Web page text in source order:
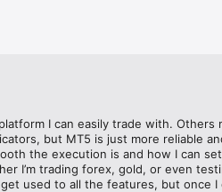
I can easily trade with. Others
but MT5 is just more reliable
the execution is and how I can
I’m trading forex, gold, or even
used to all the features, but once I